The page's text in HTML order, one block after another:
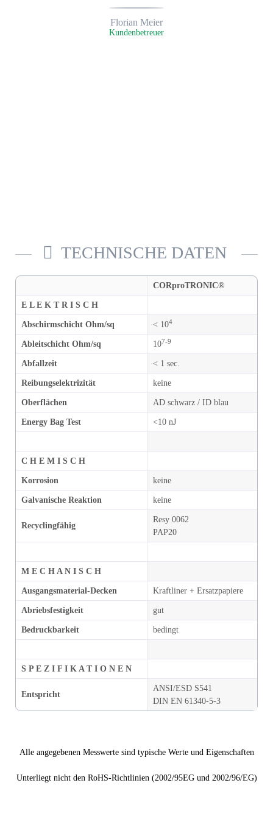
Florian Meier
Kunden­betreuer
TECHNISCHE DATEN
CORproTRONIC®
E L E K T R I S C H
Abschirmschicht Ohm/sq < 104
Ableitschicht Ohm/sq 107-9
Abfallzeit < 1 sec.
Reibungselektrizität keine
Oberflächen AD schwarz / ID blau
Energy Bag Test <10 nJ
C H E M I S C H
Korrosion keine
Galvanische Reaktion keine
Recyclingfähig
Resy 0062
PAP20
M E C H A N I S C H
Ausgangsmaterial-Decken Kraftliner + Ersatzpapiere
Abriebsfestigkeit gut
Bedruckbarkeit bedingt
S P E Z I F I K A T I O N E N
Entspricht
ANSI/ESD S541
DIN EN 61340-5-3
Alle angegebenen Messwerte sind typische Werte und Eigenschaften
Unterliegt nicht den RoHS-Richtlinien (2002/95EG und 2002/96/EG)